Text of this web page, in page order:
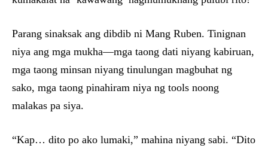
Parang sinaksak ang dibdib ni Mang Ruben. Tinignan
niya ang mga mukha—mga taong dati niyang kabiruan,
mga taong minsan niyang tinulungan magbuhat ng
sako, mga taong pinahiram niya ng tools noong
malakas pa siya.
“Kap… dito po ako lumaki,” mahina niyang sabi. “Dito